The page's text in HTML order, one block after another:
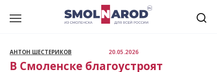
АНТОН ШЕСТЕРИКОВ 20.05.2026
В Смоленске благоустроят